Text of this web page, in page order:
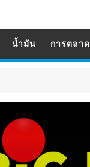
น้ำมัน การตลาด